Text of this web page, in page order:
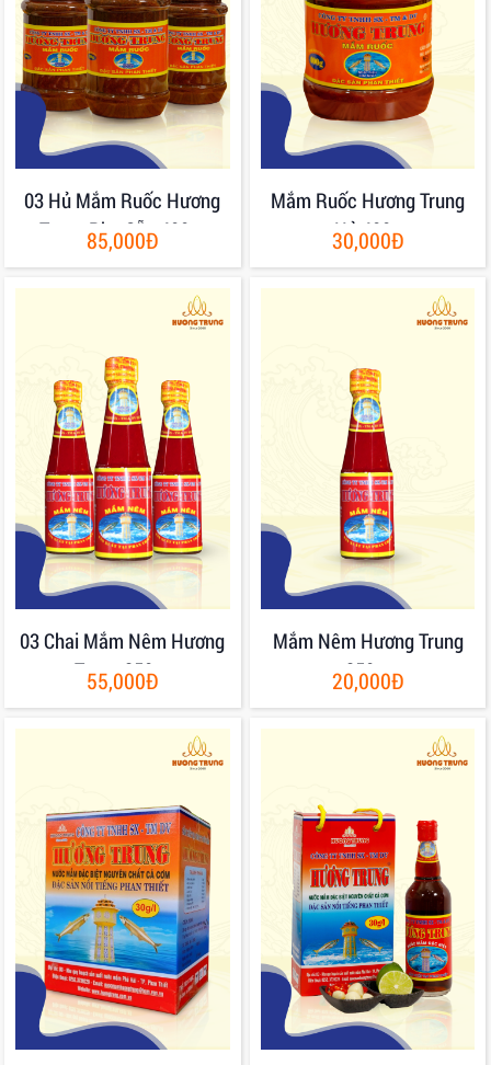
03 Hủ Mắm Ruốc Hương
Trung Pha Sẵn 400gr
85,000Đ
Mắm Ruốc Hương Trung
Hủ 400g
30,000Đ
03 Chai Mắm Nêm Hương
Trung 250gr
55,000Đ
Mắm Nêm Hương Trung
250gr
20,000Đ